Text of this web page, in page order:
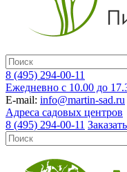
8 (495) 294-00-11
Ежедневно с 10.00 до
E-mail: info@martin-sad.ru
Адреса садовых центров
8 (495) 294-00-11